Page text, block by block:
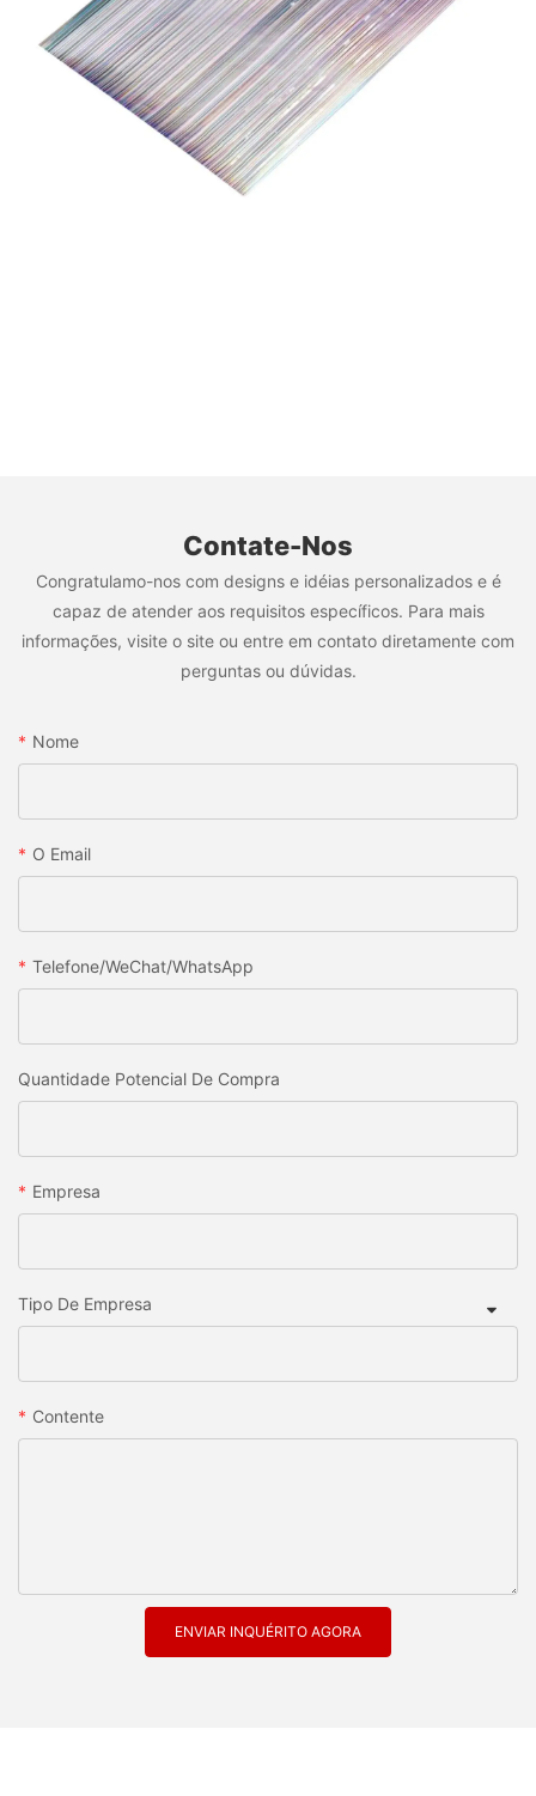
Contate-Nos
Congratulamo-nos com designs e idéias personalizados e é
capaz de atender aos requisitos específicos. Para mais
informações, visite o site ou entre em contato diretamente com
perguntas ou dúvidas.
Nome
O Email
Telefone/WeChat/WhatsApp
Quantidade Potencial De Compra
Empresa
Tipo De Empresa
Contente
ENVIAR INQUÉRITO AGORA